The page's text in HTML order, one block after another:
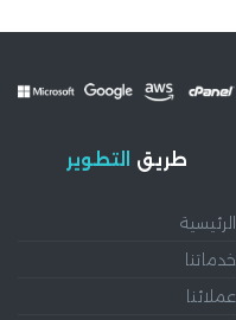
طريق التطوير
الرئيسية
خدماتنا
عملائنا